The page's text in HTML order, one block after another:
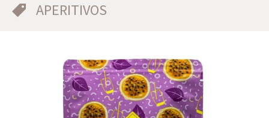
APERITIVOS